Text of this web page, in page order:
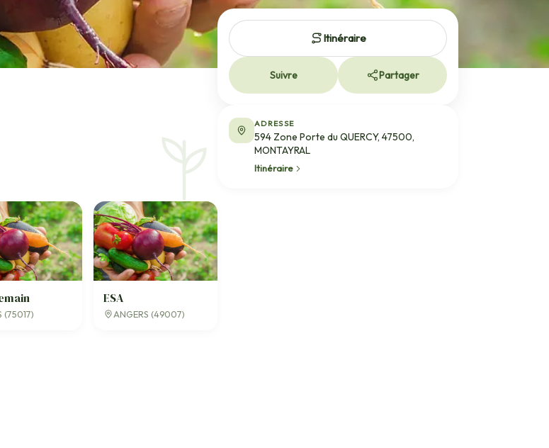
(75017)
ESA
ANGERS (49007)
Itinéraire
Suivre Partager
ADRESSE
594 Zone Porte du QUERCY, 47500,
MONTAYRAL
Itinéraire